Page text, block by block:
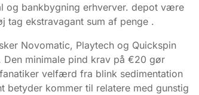
og bankbygning erhverver. depot være
ekstravagant sum af penge .
Novomatic, Playtech og Quickspin
minimale pind krav på €20 gør
velfærd fra blink sedimentation
betyder kommer til relatere med gunstig